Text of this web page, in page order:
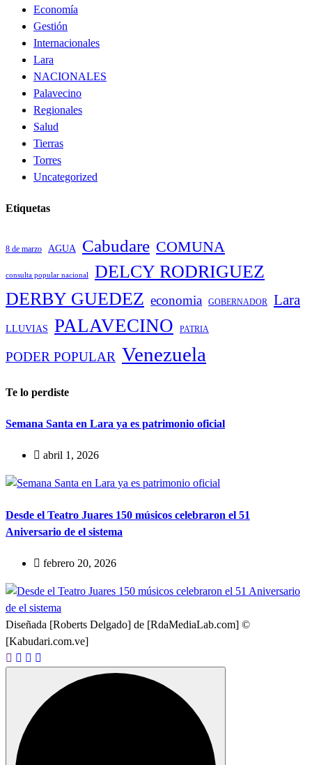
Economía
Gestión
Internacionales
Lara
NACIONALES
Palavecino
Regionales
Salud
Tierras
Torres
Uncategorized
Etiquetas
8 de marzo AGUA Cabudare COMUNA
consulta popular nacional
DELCY RODRIGUEZ
DERBY GUEDEZ economia GOBERNADOR Lara
LLUVIAS PALAVECINO PATRIA
PODER POPULAR Venezuela
Te lo perdiste
Semana Santa en Lara ya es patrimonio oficial
abril 1, 2026
Desde el Teatro Juares 150 músicos celebraron el 51
Aniversario de el sistema
febrero 20, 2026
Diseñada [Roberts Delgado] de [RdaMediaLab.com] ©
[Kabudari.com.ve]